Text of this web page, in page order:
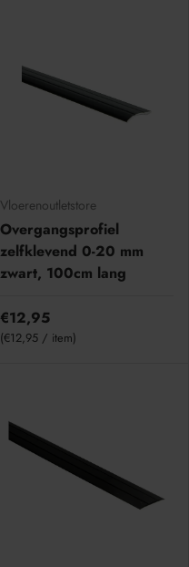
Vloerenoutletstore
Overgangsprofiel
zelfklevend 0-20 mm
zwart, 100cm lang
€12,95
Eenheid prijs
€12,95 / item